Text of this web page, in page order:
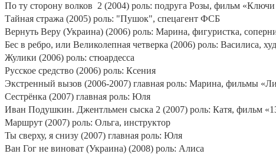
По ту сторону волков 2 (2004) роль: подруга Розы, фильм
Тайная стража (2005) роль: "Пушок", спецагент ФСБ
Вернуть Веру (Украина) (2006) роль: Марина, фигуристка,
Бес в ребро, или Великолепная четверка (2006) роль: Василиса,
Жулики (2006) роль: cтюардесса
Русское средство (2006) роль: Ксения
Экстренный вызов (2006-2007) главная роль: Марина, фильмы
Сестрёнка (2007) главная роль: Юля
Иван Подушкин. Джентльмен сыска 2 (2007) роль: Катя, фильм
Маршрут (2007) роль: Ольга, инструктор
Ты сверху, я снизу (2007) главная роль: Юля
Ван Гог не виноват (Украина) (2008) роль: Алиса